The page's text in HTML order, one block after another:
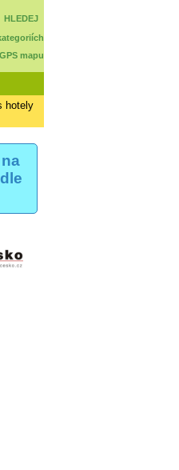
HLEDEJ
mapu
hotely